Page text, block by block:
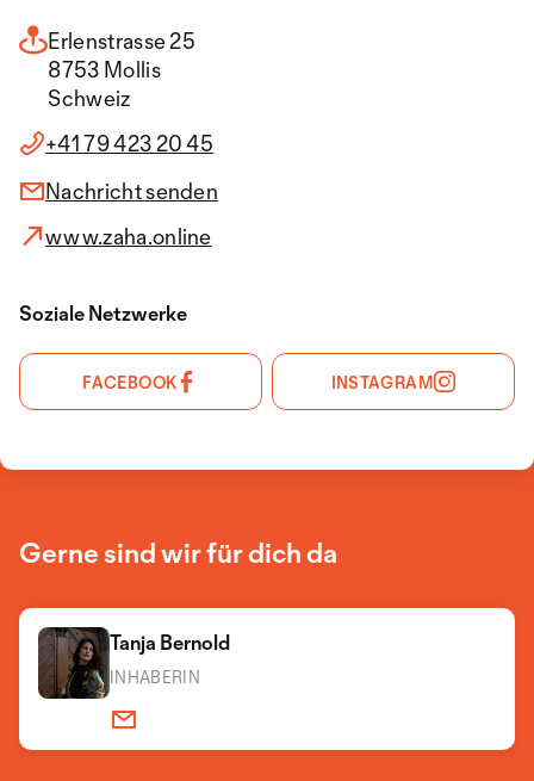
Erlenstrasse 25
8753 Mollis
Schweiz
+41 79 423 20 45
Nachricht senden
www.zaha.online
Soziale Netzwerke
FACEBOOK INSTAGRAM
Gerne sind wir für dich da
Tanja Bernold
INHABERIN